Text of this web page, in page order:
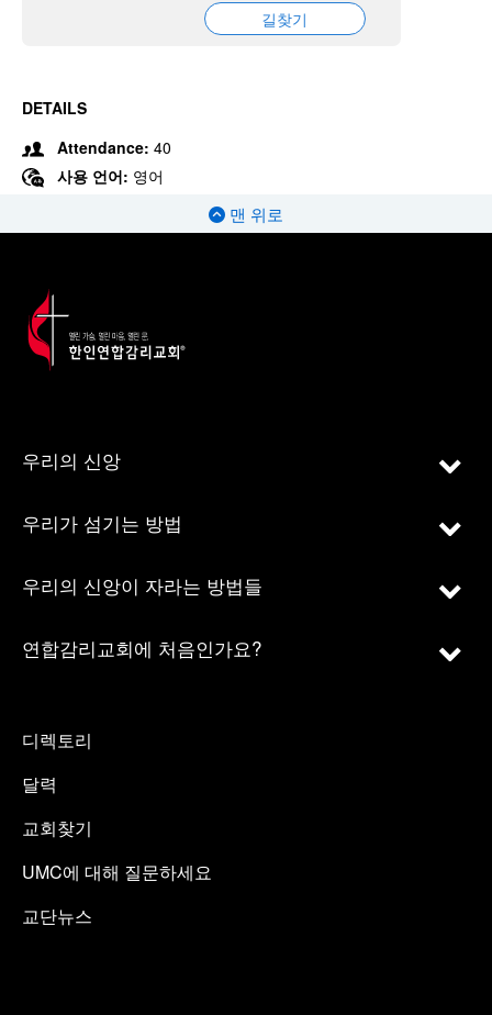
길찾기
DETAILS
Attendance: 40
사용 언어: 영어
맨 위로
우리의 신앙
우리가 섬기는 방법
우리의 신앙이 자라는 방법들
연합감리교회에 처음인가요?
디렉토리
달력
교회찾기
UMC에 대해 질문하세요
교단뉴스